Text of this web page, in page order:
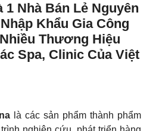
1 Nhà Bán Lẻ Nguyên
Khẩu Gia Công
Thương Hiệu
Spa, Clinic Của Việt
là các sản phẩm thành phẩm